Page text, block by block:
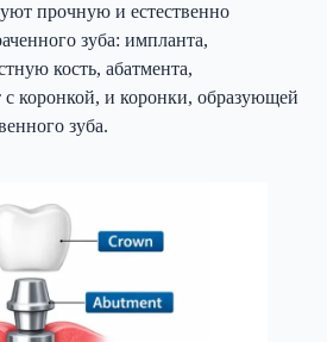
прочную и естественно
зуба: импланта,
кость, абатмента,
коронкой, и коронки, образующей
зуба.